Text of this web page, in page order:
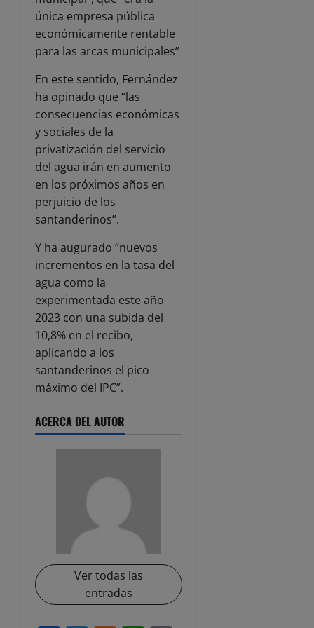
única empresa pública
económicamente rentable
para las arcas municipales”
En este sentido, Fernández
ha opinado que “las
consecuencias económicas
y sociales de la
privatización del servicio
del agua irán en aumento
en los próximos años en
perjuicio de los
santanderinos”.
Y ha augurado “nuevos
incrementos en la tasa del
agua como la
experimentada este año
2023 con una subida del
10,8% en el recibo,
aplicando a los
santanderinos el pico
máximo del IPC”.
ACERCA DEL AUTOR
Ver todas las
entradas